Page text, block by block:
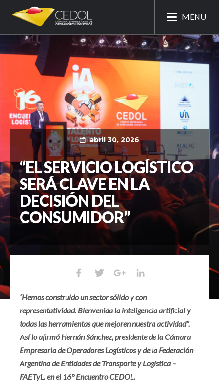
MENU
abril 30, 2026
“EL SERVICIO LOGÍSTICO
SERÁ CLAVE EN LA
DECISIÓN DEL
CONSUMIDOR”
“Hemos construido un sector sólido y con
representatividad. Bienvenida la inteligencia artificial y
todas las herramientas que mejoren nuestra actividad”.
Así lo afirmó Hernán Sánchez, presidente de la Cámara
Empresaria de Operadores Logísticos y de la Federación
Argentina de Entidades de Transporte y Logística –
FAETyL. en el 16° Encuentro CEDOL.